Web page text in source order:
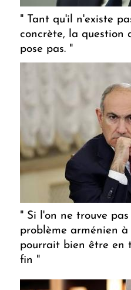
" Tant qu'il n'existe
concrète, la question
pose pas. "
" Si l'on ne trouve
problème arménien
pourrait bien être en
fin "